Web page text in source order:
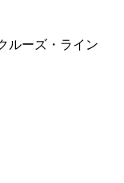
ルーズ・ライン